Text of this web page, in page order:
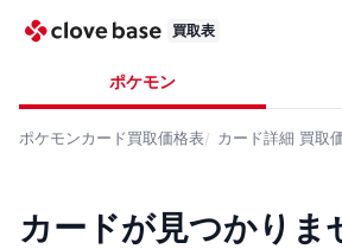
買取表
ポケモン
ポケモンカード買取価格表 カード詳細 買取
カードが見つかりま